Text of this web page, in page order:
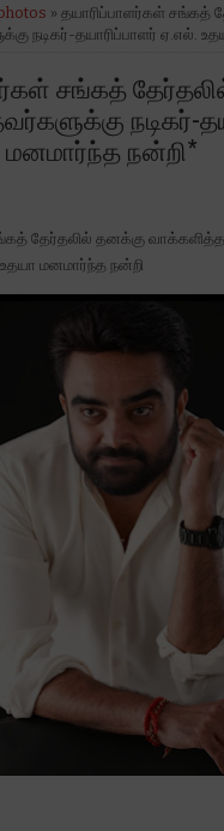
» தயாரிப்பாளர்கள் சங்கத்
நடிகர்-தயாரிப்பாளர் ஏ.எல்.
சங்கத்
நடிகர்-
மனமார்ந்த நன்றி*
தேர்தலில் தனக்கு
மனமார்ந்த நன்றி